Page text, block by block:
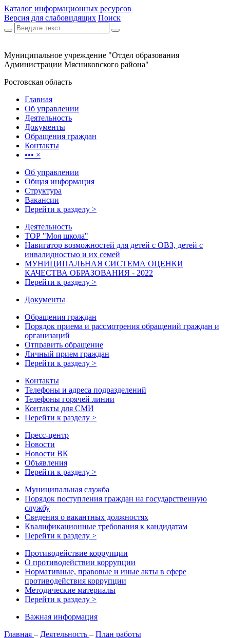
Каталог информационных ресурсов
Версия для слабовидящих Поиск
Муниципальное учреждение "Отдел образования
Администрации Мясниковского района"
Ростовская область
Главная
Об управлении
Деятельность
Документы
Обращения граждан
Контакты
••• ×
Об управлении
Общая информация
Структура
Вакансии
Перейти к разделу >
Деятельность
ТОР "Моя школа"
Навигатор возможностей для детей с ОВЗ, детей с
инвалидностью и их семей
МУНИЦИПАЛЬНАЯ СИСТЕМА ОЦЕНКИ
КАЧЕСТВА ОБРАЗОВАНИЯ - 2022
Перейти к разделу >
Документы
Обращения граждан
Порядок приема и рассмотрения обращений граждан и
организаций
Отправить обращение
Личный прием граждан
Перейти к разделу >
Контакты
Телефоны и адреса подразделений
Телефоны горячей линии
Контакты для СМИ
Перейти к разделу >
Пресс-центр
Новости
Новости ВК
Объявления
Перейти к разделу >
Муниципальная служба
Порядок поступления граждан на государственную
службу
Сведения о вакантных должностях
Квалификационные требования к кандидатам
Перейти к разделу >
Противодействие коррупции
О противодействии коррупции
Нормативные, правовые и иные акты в сфере
противодействия коррупции
Методические материалы
Перейти к разделу >
Важная информация
Главная – Деятельность – План работы